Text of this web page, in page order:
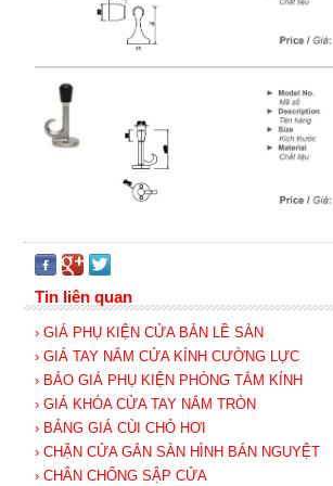
Tin liên quan
› GIÁ PHỤ KIỆN CỬA BẢN LỀ SÀN
› GIÁ TAY NẮM CỬA KÍNH CƯỜNG LỰC
› BÁO GIÁ PHỤ KIỆN PHÒNG TẮM KÍNH
› GIÁ KHÓA CỬA TAY NẮM TRÒN
› BẢNG GIÁ CÙI CHỎ HƠI
› CHẶN CỬA GẮN SÀN HÌNH BÁN NGUYỆT
› CHÂN CHỐNG SẬP CỬA